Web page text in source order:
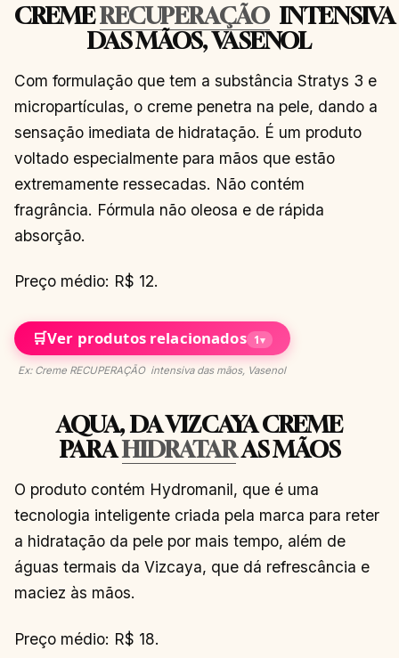
CREMERECUPERAÇÃOINTENSIVA
DAS MÃOS, VASENOL
Com formulação que tem a substância Stratys 3 e
micropartículas, o creme penetra na pele, dando a
sensação imediata de hidratação. É um produto
voltado especialmente para mãos que estão
extremamente ressecadas. Não contém
fragrância. Fórmula não oleosa e de rápida
absorção.
Preço médio: R$ 12.
🛒Ver produtos relacionados 1▾
Ex: Creme RECUPERAÇÃO intensiva das mãos, Vasenol
AQUA, DA VIZCAYA CREME
PARAHIDRATARAS MÃOS
O produto contém Hydromanil, que é uma
tecnologia inteligente criada pela marca para reter
a hidratação da pele por mais tempo, além de
águas termais da Vizcaya, que dá refrescância e
maciez às mãos.
Preço médio: R$ 18.